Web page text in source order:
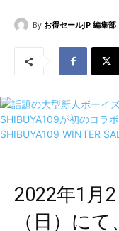
By お得セールJP 編集部
2022年1月
（日）に